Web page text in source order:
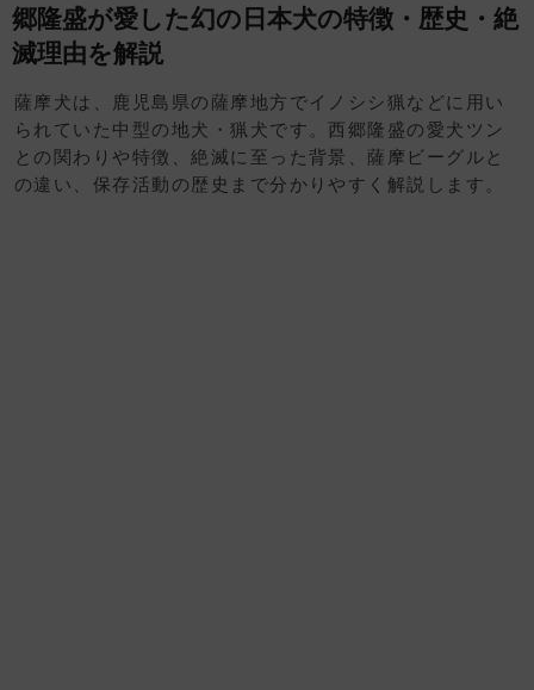
郷隆盛が愛した幻の日本犬の特徴・歴史・絶
滅理由を解説
薩摩犬は、鹿児島県の薩摩地方でイノシシ猟などに用い
られていた中型の地犬・猟犬です。西郷隆盛の愛犬ツン
との関わりや特徴、絶滅に至った背景、薩摩ビーグルと
の違い、保存活動の歴史まで分かりやすく解説します。